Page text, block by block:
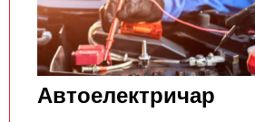
Aвтоелектричар